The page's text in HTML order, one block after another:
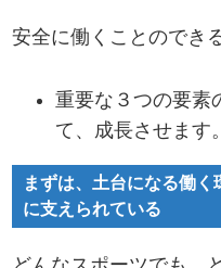
安全に働くことのでき
重要な３つの要素
て、成長させます。
まずは、土台になる働
に支えられている